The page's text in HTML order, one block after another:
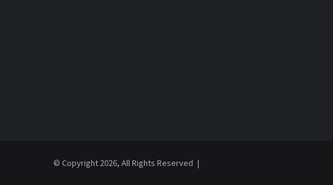
© Copyright 2026, All Rights Reserved |